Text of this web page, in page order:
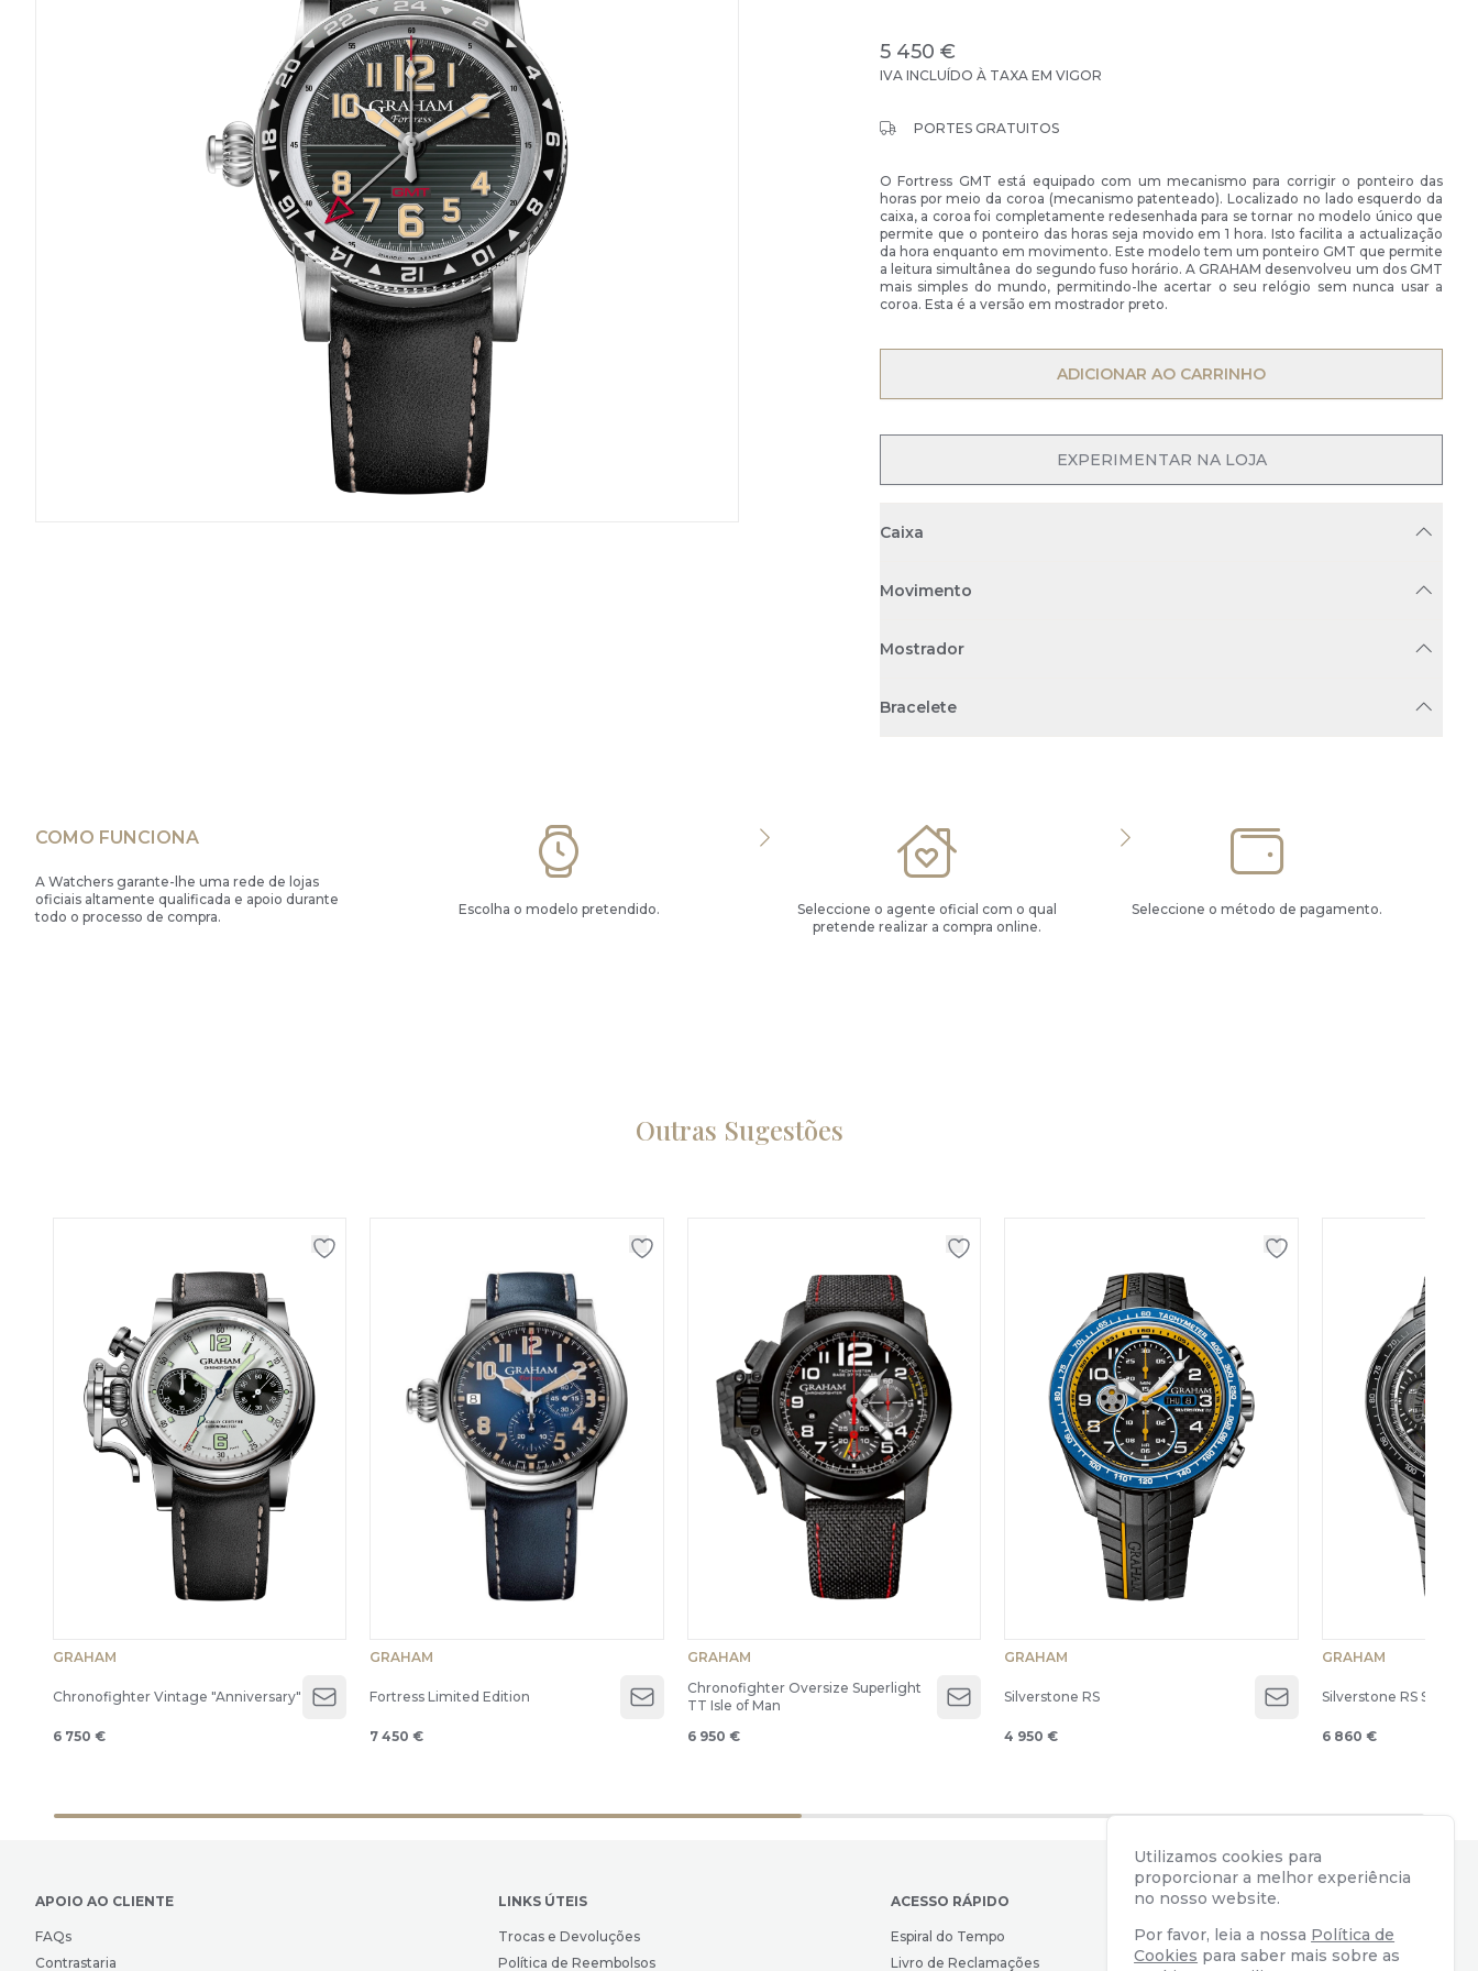
5 450 €
IVA INCLUÍDO À TAXA EM VIGOR
PORTES GRATUITOS
O Fortress GMT está equipado com um mecanismo para corrigir o ponteiro das
horas por meio da coroa (mecanismo patenteado). Localizado no lado esquerdo da
caixa, a coroa foi completamente redesenhada para se tornar no modelo único que
permite que o ponteiro das horas seja movido em 1 hora. Isto facilita a actualização
da hora enquanto em movimento. Este modelo tem um ponteiro GMT que permite
a leitura simultânea do segundo fuso horário. A GRAHAM desenvolveu um dos GMT
mais simples do mundo, permitindo-lhe acertar o seu relógio sem nunca usar a
coroa. Esta é a versão em mostrador preto.
OPEN MENU
ADICIONAR AO CARRINHO
OPEN MENU
EXPERIMENTAR NA LOJA
Caixa
Movimento
Mostrador
Bracelete
COMO FUNCIONA
A Watchers garante-lhe uma rede de lojas
oficiais altamente qualificada e apoio durante
todo o processo de compra.
Escolha o modelo pretendido.
Seleccione o agente oficial com o qual
pretende realizar a compra online.
Seleccione o método de pagamento.
Outras Sugestões
GRAHAM
Chronofighter Vintage "Anniversary"
Open menu
6 750 €
GRAHAM
Fortress Limited Edition
Open menu
7 450 €
GRAHAM
Chronofighter Oversize Superlight
TT Isle of Man
Open menu
6 950 €
GRAHAM
Silverstone RS
Open menu
4 950 €
GRAHAM
Silverstone RS
6 860 €
APOIO AO CLIENTE
FAQs
Contrastaria
LINKS ÚTEIS
Trocas e Devoluções
Política de Reembolsos
ACESSO RÁPIDO
Espiral do Tempo
Livro de Reclamações
CONTACTOS
Av. Almirante Reis, 39
Utilizamos cookies para
proporcionar a melhor experiência
no nosso website.
Por favor, leia a nossa Política de
Cookies para saber mais sobre as